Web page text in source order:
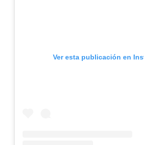
Ver esta publicación en